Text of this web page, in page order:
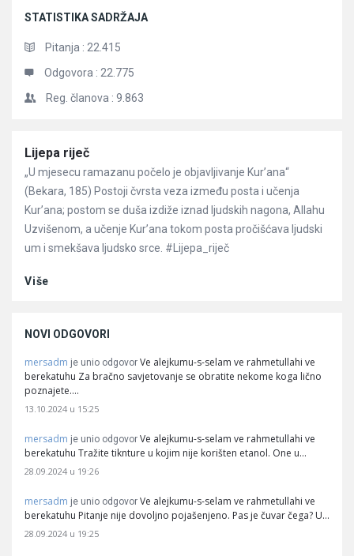
STATISTIKA SADRŽAJA
Pitanja : 22.415
Odgovora : 22.775
Reg. članova : 9.863
Članci
Lijepa riječ
„U mjesecu ramazanu počelo je objavljivanje Kur’ana“
(Bekara, 185) Postoji čvrsta veza između posta i učenja
Kur’ana; postom se duša izdiže iznad ljudskih nagona, Allahu
Uzvišenom, a učenje Kur’ana tokom posta pročišćava ljudski
um i smekšava ljudsko srce. #Lijepa_riječ
Više
NOVI ODGOVORI
mersadm je unio odgovor Ve alejkumu-s-selam ve rahmetullahi ve
berekatuhu Za bračno savjetovanje se obratite nekome koga lično
poznajete.…
13.10.2024 u 15:25
mersadm je unio odgovor Ve alejkumu-s-selam ve rahmetullahi ve
berekatuhu Tražite tiknture u kojim nije korišten etanol. One u…
28.09.2024 u 19:26
mersadm je unio odgovor Ve alejkumu-s-selam ve rahmetullahi ve
berekatuhu Pitanje nije dovoljno pojašenjeno. Pas je čuvar čega? U…
28.09.2024 u 19:25